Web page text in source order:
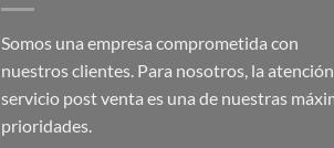
Somos una empresa comprometida con
nuestros clientes. Para nosotros, la
servicio post venta es una de nuestras
prioridades.